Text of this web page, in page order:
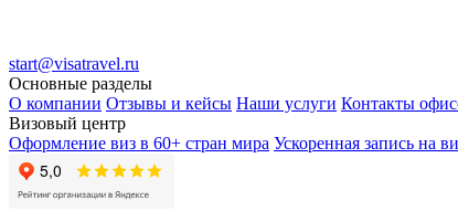
start@visatravel.ru
Основные разделы
О компании Отзывы и кейсы Наши услуги Контакты
Визовый центр
Оформление виз в 60+ стран мира Ускоренная запись на